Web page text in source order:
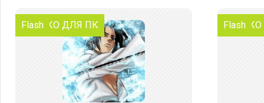
ТОЛЬКО ДЛЯ ПК
Flash Flash